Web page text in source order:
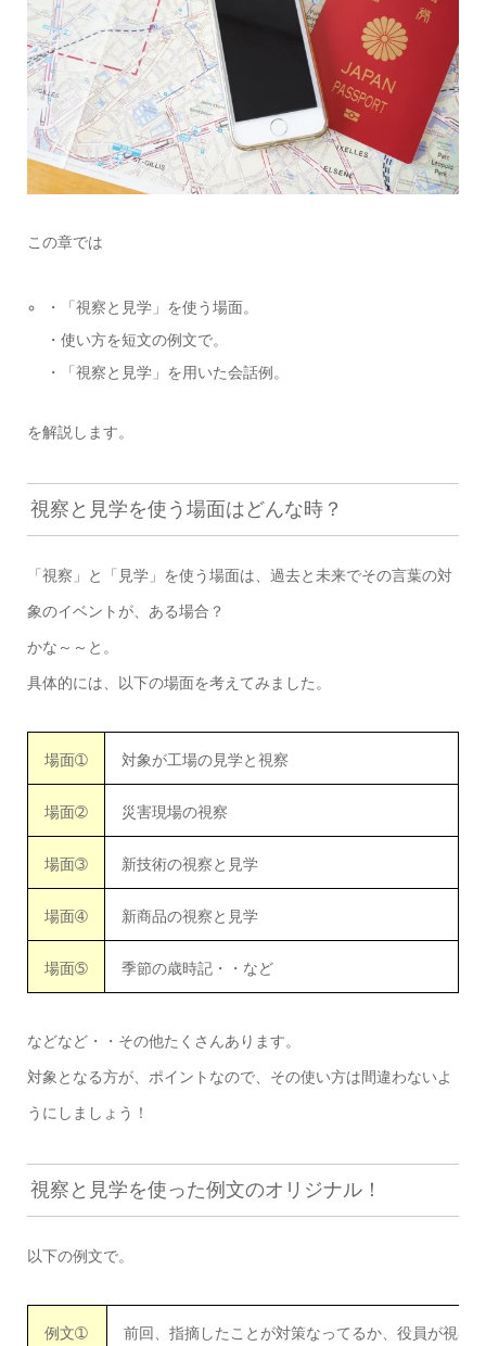
この章では
・「視察と見学」を使う場面。
・使い方を短文の例文で。
・「視察と見学」を用いた会話例。
を解説します。
視察と見学を使う場面はどんな時？
「視察」と「見学」を使う場面は、過去と未来でその言葉の対
象のイベントが、ある場合？
かな～～と。
具体的には、以下の場面を考えてみました。
場面➀ 対象が工場の見学と視察
場面➁ 災害現場の視察
場面➂ 新技術の視察と見学
場面➃ 新商品の視察と見学
場面➄ 季節の歳時記・・など
などなど・・その他たくさんあります。
対象となる方が、ポイントなので、その使い方は間違わないよ
うにしましょう！
視察と見学を使った例文のオリジナル！
以下の例文で。
例文➀ 前回、指摘したことが対策なってるか、役員が視察